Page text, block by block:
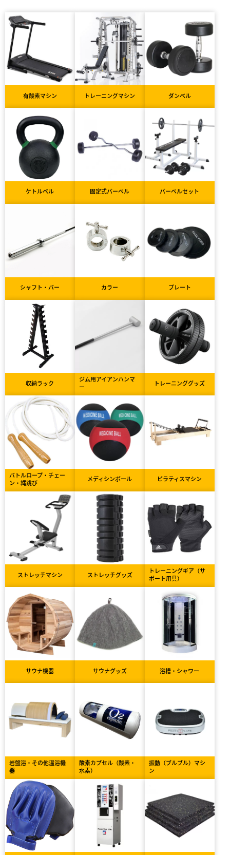
有酸素マシン トレーニングマシン ダンベル
ケトルベル 固定式バーベル バーベルセット
シャフト・バー カラー プレート
収納ラック
ジム用アイアンハンマ
ー
トレーニンググッズ
バトルロープ・チェー
ン・縄跳び
メディシンボール ピラティスマシン
ストレッチマシン ストレッチグッズ
トレーニングギア（サ
ポート用具）
サウナ機器 サウナグッズ 浴槽・シャワー
岩盤浴・その他温浴機
器
酸素カプセル（酸素・
水素）
振動（ブルブル）マシ
ン